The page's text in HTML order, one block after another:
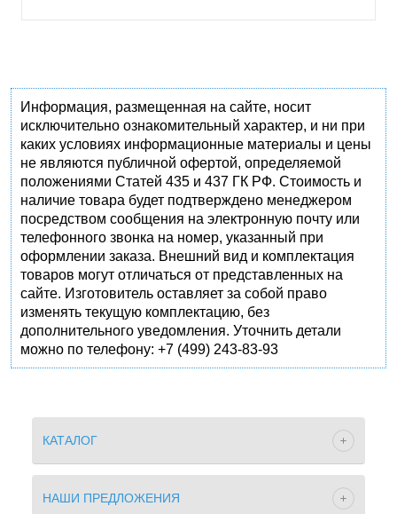
Информация, размещенная на сайте, носит
исключительно ознакомительный характер, и ни при
каких условиях информационные материалы и цены
не являются публичной офертой, определяемой
положениями Статей 435 и 437 ГК РФ. Стоимость и
наличие товара будет подтверждено менеджером
посредством сообщения на электронную почту или
телефонного звонка на номер, указанный при
оформлении заказа. Внешний вид и комплектация
товаров могут отличаться от представленных на
сайте. Изготовитель оставляет за собой право
изменять текущую комплектацию, без
дополнительного уведомления. Уточнить детали
можно по телефону: +7 (499) 243-83-93
КАТАЛОГ
НАШИ ПРЕДЛОЖЕНИЯ